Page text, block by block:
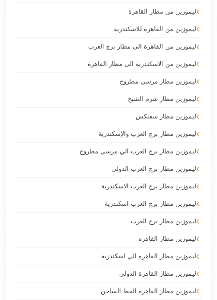
ليموزين من مطار القاهرة
ليموزين من القاهرة للاسكندرية
ليموزين من القاهرة الى مطار برج العرب
ليموزين من الاسكندرية الى مطار القاهرة
ليموزين مطار مرسي مطروح
ليموزين مطار شرم الشيخ
ليموزين مطار سفنكس
ليموزين مطار برج العرب والإسكندرية
ليموزين مطار برج العرب الي مرسي مطروح
ليموزين مطار برج العرب الدولي
ليموزين مطار برج العرب الاسكندرية
ليموزين مطار برج العرب اسكندرية
ليموزين مطار برج العرب
ليموزين مطار القاهره
ليموزين مطار القاهرة الي اسكندرية
ليموزين مطار القاهرة الدولي
ليموزين مطار القاهرة الخط الساخن